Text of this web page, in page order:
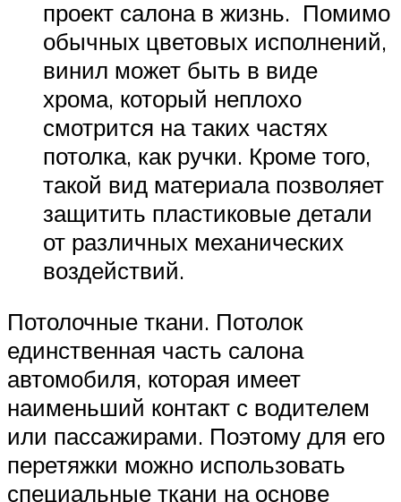
проект салона в жизнь. Помимо
обычных цветовых исполнений,
винил может быть в виде
хрома, который неплохо
смотрится на таких частях
потолка, как ручки. Кроме того,
такой вид материала позволяет
защитить пластиковые детали
от различных механических
воздействий.
Потолочные ткани. Потолок
единственная часть салона
автомобиля, которая имеет
наименьший контакт с водителем
или пассажирами. Поэтому для его
перетяжки можно использовать
специальные ткани на основе